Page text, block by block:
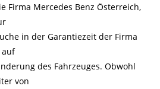
Firma Mercedes Benz Österreich,
in der Garantiezeit der Firma
auf
des Fahrzeuges. Obwohl
von